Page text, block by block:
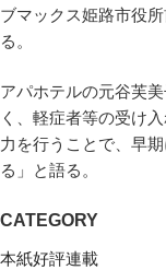
ブマックス姫路市役
る。
アパホテルの元谷芙
く、軽症者等の受け
力を行うことで、早
る」と語る。
CATEGORY
本紙好評連載